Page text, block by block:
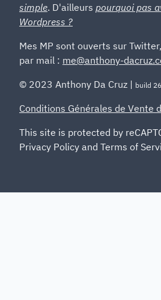
simple. D'ailleurs pourquoi pas
Wordpress ?
Mes MP sont ouverts sur
par mail : me@anthony-
© 2023 Anthony Da Cruz | build
Conditions Générales de Vente
This site is protected by
Privacy Policy and Terms of